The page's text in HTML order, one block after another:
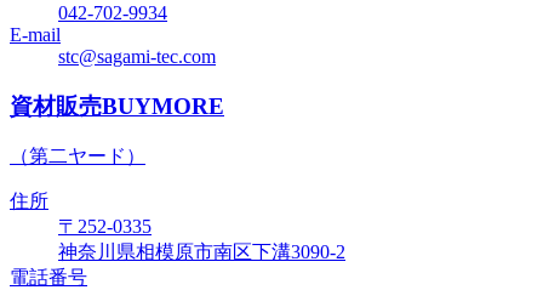
042-702-9934
E-mail
stc@sagami-tec.com
資材販売BUYMORE
（第二ヤード）
住所
〒252-0335
神奈川県相模原市南区下溝3090-2
電話番号